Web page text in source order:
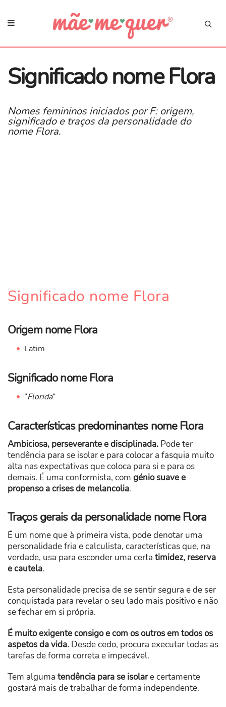
Significado nome Flora
Nomes femininos iniciados por F: origem,
significado e traços da personalidade do
nome Flora.
Significado nome Flora
Origem nome Flora
Latim
Significado nome Flora
“Florida“
Características predominantes nome Flora
Ambiciosa, perseverante e disciplinada. Pode ter
tendência para se isolar e para colocar a fasquia muito
alta nas expectativas que coloca para si e para os
demais. É uma conformista, com génio suave e
propenso a crises de melancolia.
Traços gerais da personalidade nome Flora
É um nome que à primeira vista, pode denotar uma
personalidade fria e calculista, características que, na
verdade, usa para esconder uma certa timidez, reserva
e cautela.
Esta personalidade precisa de se sentir segura e de ser
conquistada para revelar o seu lado mais positivo e não
se fechar em si própria.
É muito exigente consigo e com os outros em todos os
aspetos da vida. Desde cedo, procura executar todas as
tarefas de forma correta e impecável.
Tem alguma tendência para se isolare certamente
gostará mais de trabalhar de forma independente.